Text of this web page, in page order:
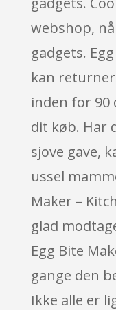
webshop,
gadgets.
kan
inden for 90
dit køb. Har
sjove gave,
ussel
Maker –
glad
Egg Bite
gange den
Ikke alle er